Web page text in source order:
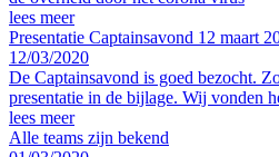
lees meer
Presentatie Captainsavond 12 maart
12/03/2020
De Captainsavond is goed bezocht.
presentatie in de bijlage. Wij vonden
lees meer
Alle teams zijn bekend